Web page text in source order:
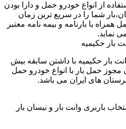
از انواع خودرو حمل و دارا بودن
شما را در سریع ترین زمان
همراه با بارنامه و بیمه نامه معتبر
نماید.
بار حکیمیه
بار حکیمیه با داشتن سابقه بیش
مجوز حمل بار با انواع خودرو حمل
های ایران می باشد.
باربری وانت بار و نیسان بار